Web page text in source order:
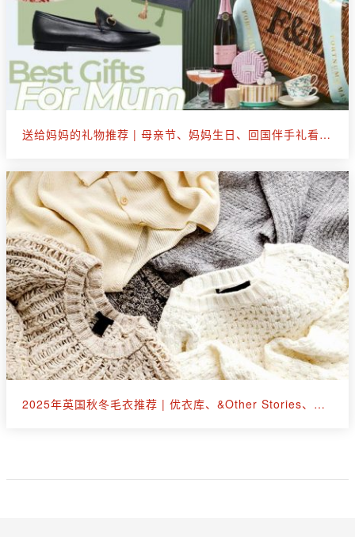
送给妈妈的礼物推荐 | 母亲节、妈妈生日、回国伴手礼看这篇就够了
2025年英国秋冬毛衣推荐 | 优衣库、&Other Stories、拉夫劳伦等30+款